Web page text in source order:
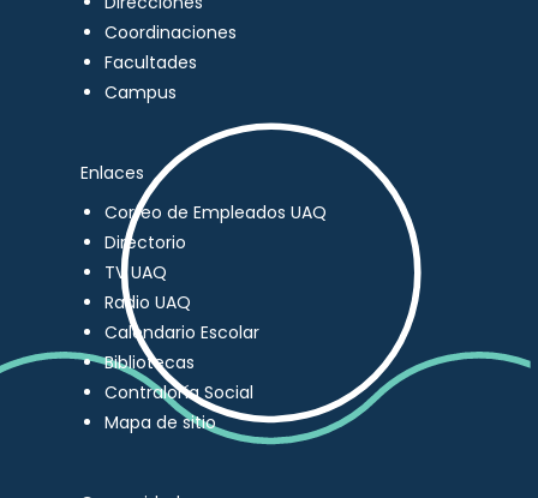
Coordinaciones
Facultades
Campus
Enlaces
Correo de Empleados UAQ
Directorio
TV UAQ
Radio UAQ
Calendario Escolar
Bibliotecas
Contraloría Social
Mapa de sitio